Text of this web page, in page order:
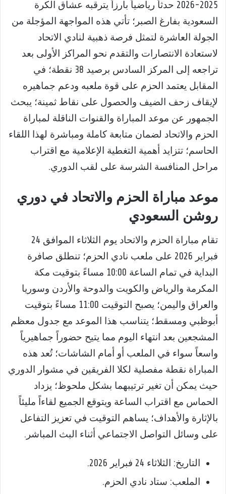
2025-2026 حدثاً رياضياً بارزاً يترقبه عشاق الكرة
السعودية بفارغ الصبر؛ تأتي هذه المواجهة المؤجلة من
الجولة العاشرة لتمثل فرصة ذهبية لنادي الاتحاد
لاستعادة الانتصارات والتقدم نحو المراكز الأولى بعد
تراجعه إلى المركز السادس برصيد 38 نقطة؛ في
المقابل يعتمد الحزم على قوة ملعبه ودعم جماهيره
لإيقاف زحف الضيف والحصول على نقاط ثمينة؛ يبحث
الجمهور عن موعد المباراة والقنوات الناقلة لمباراة
الحزم والاتحاد لضمان متابعة كاملة ومباشرة لهذا اللقاء
الحاسم؛ تتزايد أهمية التغطية الإعلامية مع اقتراب
مراحل المنافسة الشرسة على لقب الدوري.
موعد مباراة الحزم والاتحاد في دوري
روشن السعودي
تقام مباراة الحزم والاتحاد يوم الثلاثاء الموافق 24
فبراير 2026 على ملعب نادي الحزم؛ تنطلق صافرة
البداية في تمام الساعة 10:00 مساءً بتوقيت مكة
المكرمة والرياض والكويت والدوحة والأردن وسوريا
والعراق واليمن؛ يصبح التوقيت 11:00 مساءً بتوقيت
أبوظبي ومسقط؛ يتناسب هذا الموعد مع جدول معظم
المشجعين بعد انتهاء اليوم مما يتيح حضوراً جماهيرياً
واسعاً سواء في الملعب أو أمام الشاشات؛ تُعد هذه
المباراة نقطة مفصلية لكلا الفريقين في مشوار الدوري
حيث يمكن أن تغير ترتيبهما بشكل ملحوظ؛ يزداد
الحماس مع اقتراب الساعة ويتوقع الجميع لقاءاً مليئاً
بالإثارة والأهداف؛ يساهم التوقيت في تعزيز التفاعل
على وسائل التواصل الاجتماعي أثناء البث المباشر.
التاريخ: الثلاثاء 24 فبراير 2026.
الملعب: ستاد نادي الحزم.